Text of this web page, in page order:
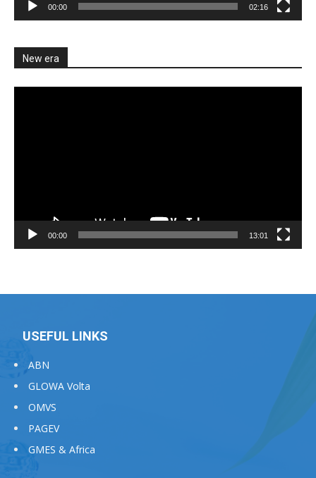
00:00 02:16
New era
00:00 13:01
USEFUL LINKS
ABN
GLOWA Volta
OMVS
PAGEV
GMES & Africa